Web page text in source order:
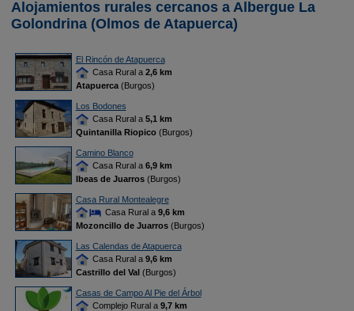
Alojamientos rurales cercanos a Albergue La
Golondrina (Olmos de Atapuerca)
El Rincón de Atapuerca
Casa Rural a 2,6 km
Atapuerca(Burgos)
Los Bodones
Casa Rural a 5,1 km
Quintanilla Riopico(Burgos)
Camino Blanco
Casa Rural a 6,9 km
Ibeas de Juarros(Burgos)
Casa Rural Montealegre
Casa Rural a 9,6 km
Mozoncillo de Juarros(Burgos)
Las Calendas de Atapuerca
Casa Rural a 9,6 km
Castrillo del Val(Burgos)
Casas de Campo Al Pie del Árbol
Complejo Rural a 9,7 km